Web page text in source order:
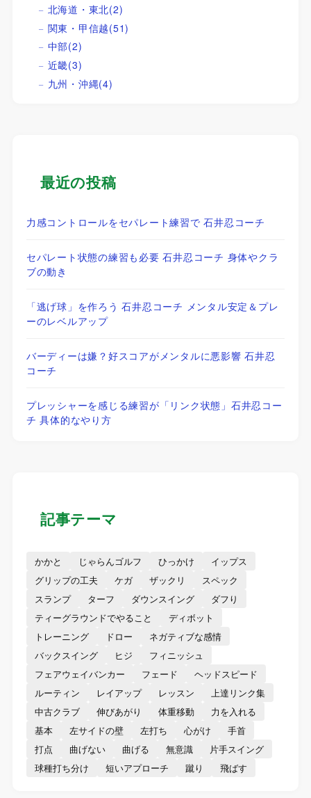
北海道・東北(2)
関東・甲信越(51)
中部(2)
近畿(3)
九州・沖縄(4)
最近の投稿
力感コントロールをセパレート練習で 石井忍コーチ
セパレート状態の練習も必要 石井忍コーチ 身体やクラ
ブの動き
「逃げ球」を作ろう 石井忍コーチ メンタル安定＆プレ
ーのレベルアップ
バーディーは嫌？好スコアがメンタルに悪影響 石井忍
コーチ
プレッシャーを感じる練習が「リンク状態」石井忍コー
チ 具体的なやり方
記事テーマ
かかと じゃらんゴルフ ひっかけ
イップス
グリップの工夫
ケガ ザックリ
スペック
スランプ
ターフ ダウンスイング
ダフり
ティーグラウンドでやること
ディボット
トレーニング
ドロー
ネガティブな感情
バックスイング
ヒジ
フィニッシュ
フェアウェイバンカー
フェード
ヘッドスピード
ルーティン
レイアップ レッスン
上達リンク集
中古クラブ
伸びあがり 体重移動
力を入れる
基本
左サイドの壁 左打ち 心がけ
手首
打点
曲げない 曲げる 無意識
片手スイング
球種打ち分け
短いアプローチ 蹴り 飛ばす